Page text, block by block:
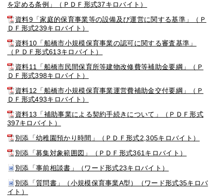
を定める条例」（ＰＤＦ形式37キロバイト）
資料9「家庭的保育事業等の設備及び運営に関する基準」（Ｐ
ＤＦ形式239キロバイト）
資料10「船橋市小規模保育事業の認可に関する審査基準」
（ＰＤＦ形式613キロバイト）
資料11「船橋市民間保育所等建物改修費等補助金要綱」（Ｐ
ＤＦ形式398キロバイト）
資料12「船橋市小規模保育事業運営費補助金交付要綱」（Ｐ
ＤＦ形式493キロバイト）
資料13「補助事業による契約手続きについて」（ＰＤＦ形式
397キロバイト）
別添「幼稚園預かり時間」（ＰＤＦ形式2,305キロバイト）
別添「募集対象範囲図」（ＰＤＦ形式361キロバイト）
別添「事前相談書」（ワード形式23キロバイト）
別添「質問書」（小規模保育事業A型）（ワード形式35キロバ
イト）